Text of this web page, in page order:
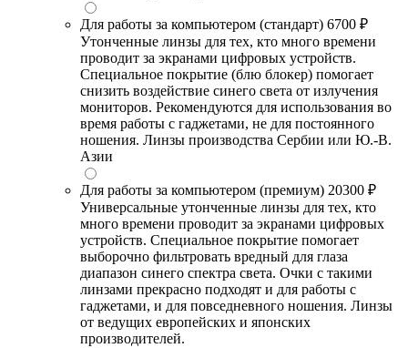
Для работы за компьютером (стандарт) 6700 ₽
Утонченные линзы для тех, кто много времени
проводит за экранами цифровых устройств.
Специальное покрытие (блю блокер) помогает
снизить воздействие синего света от излучения
мониторов. Рекомендуются для использования во
время работы с гаджетами, не для постоянного
ношения. Линзы производства Сербии или Ю.-В.
Азии
Для работы за компьютером (премиум) 20300 ₽
Универсальные утонченные линзы для тех, кто
много времени проводит за экранами цифровых
устройств. Специальное покрытие помогает
выборочно фильтровать вредный для глаза
диапазон синего спектра света. Очки с такими
линзами прекрасно подходят и для работы с
гаджетами, и для повседневного ношения. Линзы
от ведущих европейских и японских
производителей.